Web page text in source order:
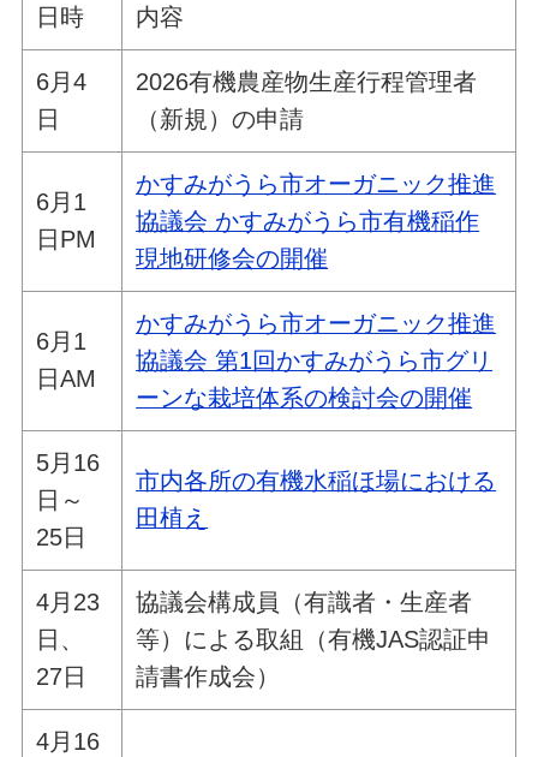
日時 内容
6月4
日
2026有機農産物生産行程管理者
（新規）の申請
6月1
日PM
かすみがうら市オーガニック推進
協議会 かすみがうら市有機稲作
現地研修会の開催
6月1
日AM
かすみがうら市オーガニック推進
協議会 第1回かすみがうら市グリ
ーンな栽培体系の検討会の開催
5月16
日～
25日
市内各所の有機水稲ほ場における
田植え
4月23
日、
27日
協議会構成員（有識者・生産者
等）による取組（有機JAS認証申
請書作成会）
4月16